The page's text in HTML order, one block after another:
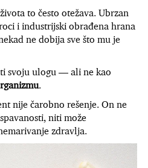
to često otežava. Ubrzan
i industrijski obrađena hrana
ne dobija sve što mu je
svoju ulogu — ali ne kao
.
nije čarobno rešenje. On ne
niti može
zdravlja.